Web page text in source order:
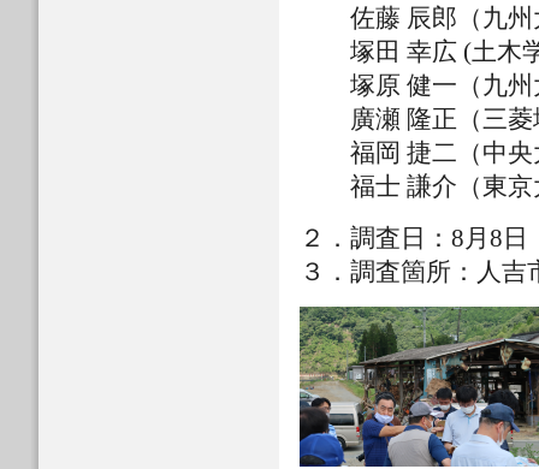
佐藤 辰郎（九州
塚田 幸広 (土木
塚原 健一（九州
廣瀬 隆正（三菱
福岡 捷二（中央
福士 謙介（東京
２．調査日：8月8
３．調査箇所：人